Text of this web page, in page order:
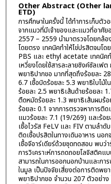
Other Abstract (Other
ETD)
การศึกษาในครั้งนี้ ได้ทำการเก็บตั
จากแมวที่มีเจ้าของและแมวที่อาศัย
2557 – 2559 นำมาตรวจโดยกล้
โดยตรง เทคนิคทำให้ไข่ปรสิตจมโด
PBS และ ethyl acetate เทคนิค
เหวี่ยงโดยใช้สารละลายซิงค์ซัลเฟ
พยาธิปากขอ มากที่สุดถึงร้อยละ
6.7 เชื้อบิดร้อยละ 5.3 พยาธิใบไม้
ร้อยละ 2.5 พยาธิเส้นด้ายร้อยละ
ตืดหมัดร้อยละ 1.3 พยาธิเส้นผมร้อ
ร้อยละ 0.1 จากการตรวจหาการติ
แมวร้อยละ 7.1 (19/269) และร้อ
เชื้อไวรัส FeLV และ FIV ตามลำ
ติดเชื้อปรสิตในทางเดินอาหาร นอ
เชื้อจีอาร์เดียร์ด้วยชุดทดสอบ พบว่
การวิเคราะห์การถดถอยโลจิสติค
สามารถในการออกนอกบ้านและก
ในมูล เป็นปัจจัยเสี่ยงต่อการติดพ
พยาธิปากขอ จำนวน 207 ตัวอย่า